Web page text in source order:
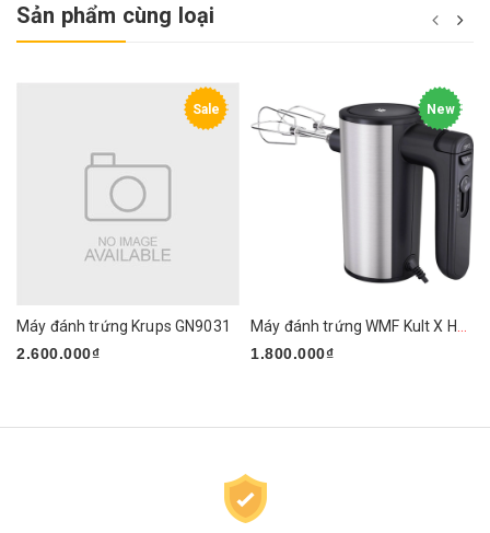
Sản phẩm cùng loại
Sale
Máy đánh trứng Krups GN9031
2.600.000₫
New
1.800.000₫